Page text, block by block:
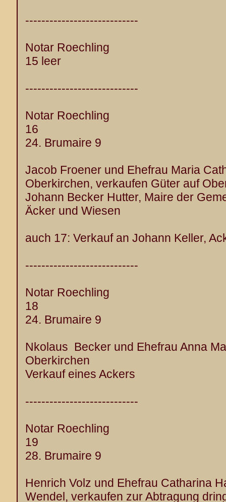
----------------------------
Notar Roechling
15 leer
----------------------------
Notar Roechling
16
24. Brumaire 9
Jacob Froener und Ehefrau Maria
Oberkirchen, verkaufen Güter auf
Johann Becker Hutter, Maire der
Äcker und Wiesen
auch 17: Verkauf an Johann Keller,
----------------------------
Notar Roechling
18
24. Brumaire 9
Nkolaus Becker und Ehefrau Anna
Oberkirchen
Verkauf eines Ackers
----------------------------
Notar Roechling
19
28. Brumaire 9
Henrich Volz und Ehefrau Catharina
Wendel, verkaufen zur Abtragung